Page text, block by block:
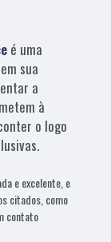
é uma
sua
a
à
o logo
e excelente, e
citados, como
contato